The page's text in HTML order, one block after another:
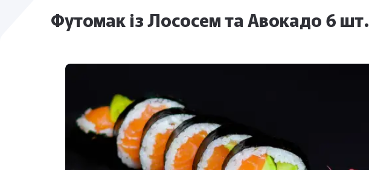
Футомак із Лососем та Авокадо 6 шт.